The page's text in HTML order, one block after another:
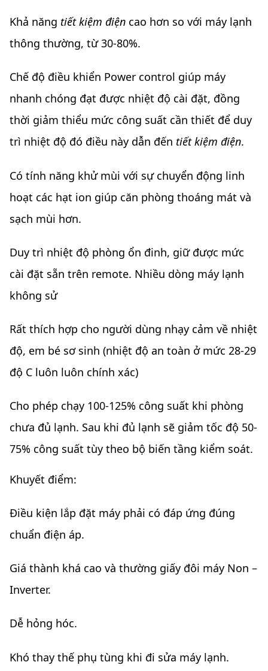
Khả năng tiết kiệm điện cao hơn so với máy lạnh
thông thường, từ 30-80%.
Chế độ điều khiển Power control giúp máy
nhanh chóng đạt được nhiệt độ cài đặt, đồng
thời giảm thiểu mức công suất cần thiết để duy
trì nhiệt độ đó điều này dẫn đến tiết kiệm điện.
Có tính năng khử mùi với sự chuyển động linh
hoạt các hạt ion giúp căn phòng thoáng mát và
sạch mùi hơn.
Duy trì nhiệt độ phòng ổn đinh, giữ được mức
cài đặt sẵn trên remote. Nhiều dòng máy lạnh
không sử
Rất thích hợp cho người dùng nhạy cảm về nhiệt
độ, em bé sơ sinh (nhiệt độ an toàn ở mức 28-29
độ C luôn luôn chính xác)
Cho phép chạy 100-125% công suất khi phòng
chưa đủ lạnh. Sau khi đủ lạnh sẽ giảm tốc độ 50-
75% công suất tùy theo bộ biến tầng kiểm soát.
Khuyết điểm:
Điều kiện lắp đặt máy phải có đáp ứng đúng
chuẩn điện áp.
Giá thành khá cao và thường giấy đôi máy Non –
Inverter.
Dễ hỏng hóc.
Khó thay thế phụ tùng khi đi sửa máy lạnh.